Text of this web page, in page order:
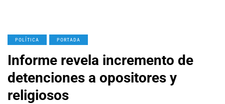
POLÍTICA PORTADA
Informe revela incremento de
detenciones a opositores y
religiosos